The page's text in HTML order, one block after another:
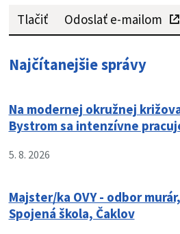
Tlačiť Odoslať e-mailom
Najčítanejšie správy
Na modernej okružnej
Bystrom sa intenzívne
5. 8. 2026
Majster/ka OVY - odbor
Spojená škola, Čaklov